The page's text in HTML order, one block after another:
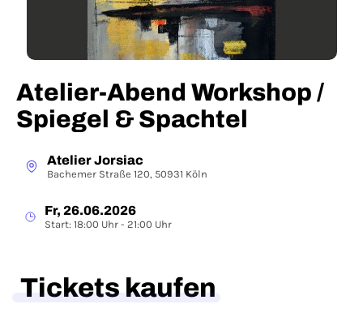
Atelier-Abend Workshop /
Spiegel & Spachtel
Atelier Jorsiac
Bachemer Straße 120, 50931 Köln
Fr, 26.06.2026
Start: 18:00 Uhr - 21:00 Uhr
Tickets kaufen